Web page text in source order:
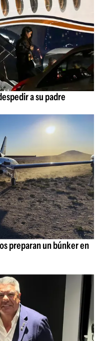
a su padre
preparan un búnker en